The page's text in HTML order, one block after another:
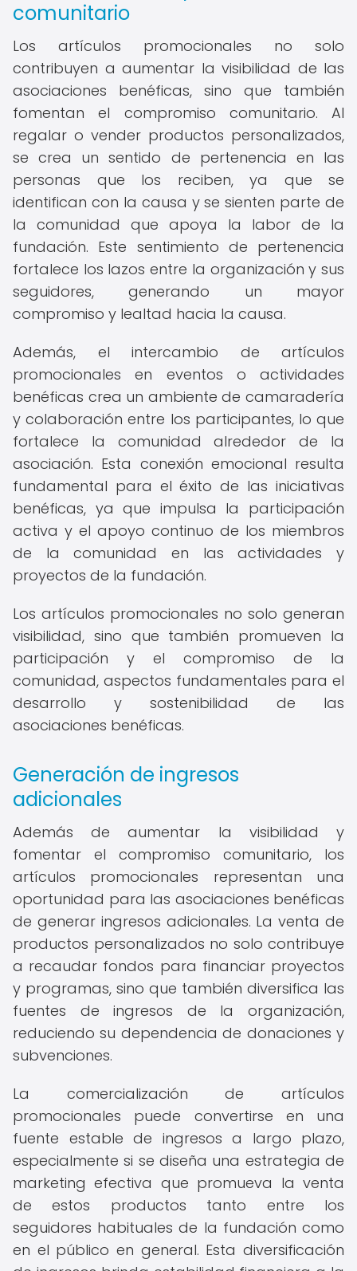
comunitario
Los artículos promocionales no solo
contribuyen a aumentar la visibilidad de las
asociaciones benéficas, sino que también
fomentan el compromiso comunitario. Al
regalar o vender productos personalizados,
se crea un sentido de pertenencia en las
personas que los reciben, ya que se
identifican con la causa y se sienten parte de
la comunidad que apoya la labor de la
fundación. Este sentimiento de pertenencia
fortalece los lazos entre la organización y sus
seguidores, generando un mayor
compromiso y lealtad hacia la causa.
Además, el intercambio de artículos
promocionales en eventos o actividades
benéficas crea un ambiente de camaradería
y colaboración entre los participantes, lo que
fortalece la comunidad alrededor de la
asociación. Esta conexión emocional resulta
fundamental para el éxito de las iniciativas
benéficas, ya que impulsa la participación
activa y el apoyo continuo de los miembros
de la comunidad en las actividades y
proyectos de la fundación.
Los artículos promocionales no solo generan
visibilidad, sino que también promueven la
participación y el compromiso de la
comunidad, aspectos fundamentales para el
desarrollo y sostenibilidad de las
asociaciones benéficas.
Generación de ingresos
adicionales
Además de aumentar la visibilidad y
fomentar el compromiso comunitario, los
artículos promocionales representan una
oportunidad para las asociaciones benéficas
de generar ingresos adicionales. La venta de
productos personalizados no solo contribuye
a recaudar fondos para financiar proyectos
y programas, sino que también diversifica las
fuentes de ingresos de la organización,
reduciendo su dependencia de donaciones y
subvenciones.
La comercialización de artículos
promocionales puede convertirse en una
fuente estable de ingresos a largo plazo,
especialmente si se diseña una estrategia de
marketing efectiva que promueva la venta
de estos productos tanto entre los
seguidores habituales de la fundación como
en el público en general. Esta diversificación